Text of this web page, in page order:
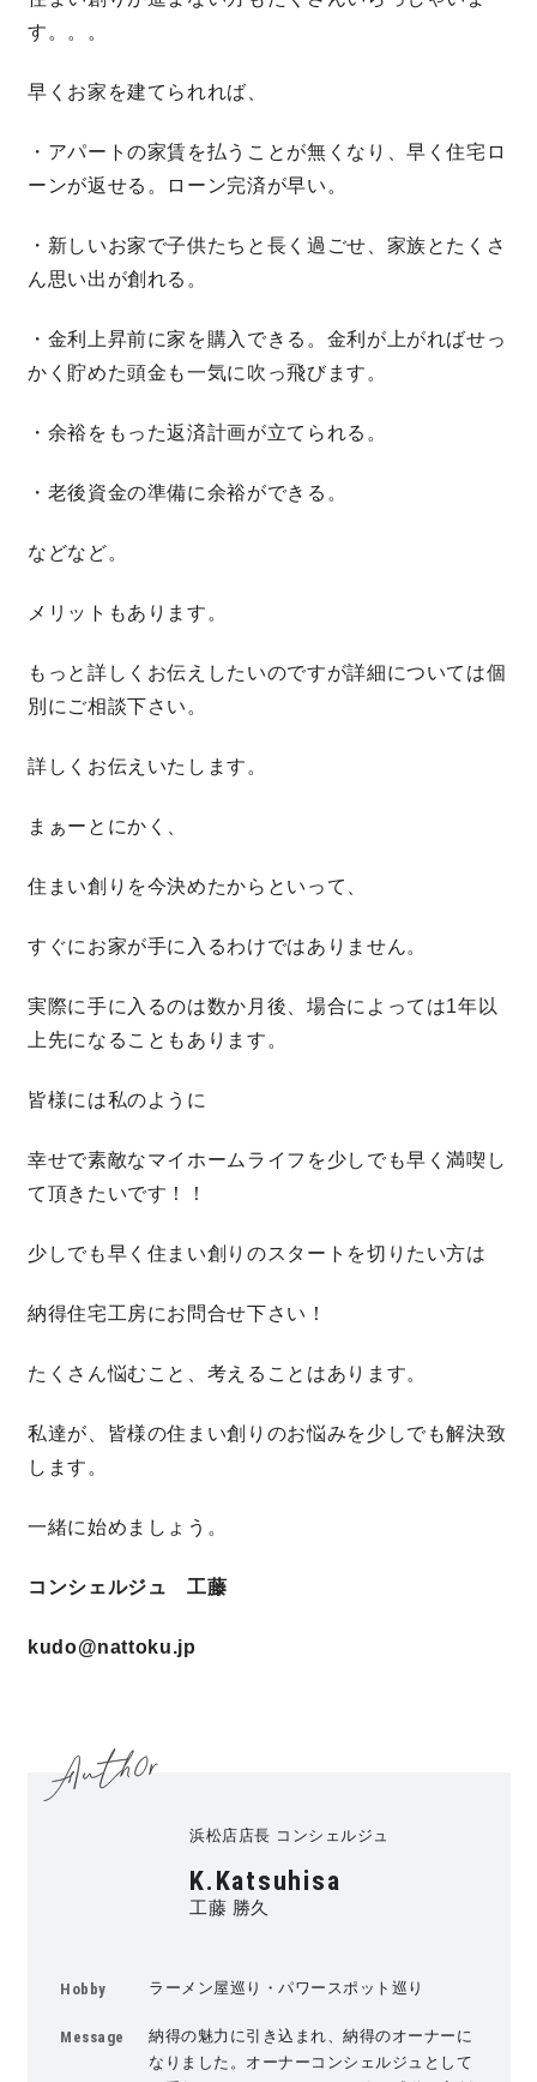
す。。。
早くお家を建てられれば、
・アパートの家賃を払うことが無くなり、早く住宅ロ
ーンが返せる。ローン完済が早い。
・新しいお家で子供たちと長く過ごせ、家族とたくさ
ん思い出が創れる。
・金利上昇前に家を購入できる。金利が上がればせっ
かく貯めた頭金も一気に吹っ飛びます。
・余裕をもった返済計画が立てられる。
・老後資金の準備に余裕ができる。
などなど。
メリットもあります。
もっと詳しくお伝えしたいのですが詳細については個
別にご相談下さい。
詳しくお伝えいたします。
まぁーとにかく、
住まい創りを今決めたからといって、
すぐにお家が手に入るわけではありません。
実際に手に入るのは数か月後、場合によっては1年以
上先になることもあります。
皆様には私のように
幸せで素敵なマイホームライフを少しでも早く満喫し
て頂きたいです！！
少しでも早く住まい創りのスタートを切りたい方は
納得住宅工房にお問合せ下さい！
たくさん悩むこと、考えることはあります。
私達が、皆様の住まい創りのお悩みを少しでも解決致
します。
一緒に始めましょう。
コンシェルジュ 工藤
kudo@nattoku.jp
浜松店店長 コンシェルジュ
K.Katsuhisa
工藤 勝久
Hobby ラーメン屋巡り・パワースポット巡り
Message
納得の魅力に引き込まれ、納得のオーナーに
なりました。オーナーコンシェルジュとして